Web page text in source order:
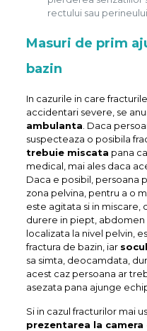
rectului sau perineului,
Masuri de prim
bazin
In cazurile in care
accidentari severe, se
ambulanta . Daca
suspecteaza o posibila
trebuie miscata pana
medical, mai ales daca
Daca e posibil, persoana
zona pelvina, pentru a o
este agitata si in
durere in piept, abdomen
localizata la nivel pelvin,
fractura de bazin, iar
sa simta, deocamdata,
acest caz persoana ar
asezata pana ajunge
Si in cazul fracturilor mai
prezentarea la camera